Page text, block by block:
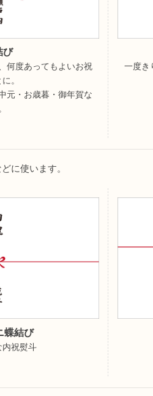
び
何度あってもよいお祝
。
元・お歳暮・御年賀な
一度き
に使います。
蝶結び
内祝熨斗